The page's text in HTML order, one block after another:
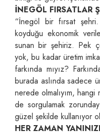
İNEGÖL FIRSATLAR
“İnegöl bir fırsat şehri.
koyduğu ekonomik
sunan bir şehiriz. Pek
yok, bu kadar üretim
farkında mıyız?
burada aslında sadece
nerede olmalıyım,
de sorgulamak
güzel şekilde kullanıyor
HER ZAMAN